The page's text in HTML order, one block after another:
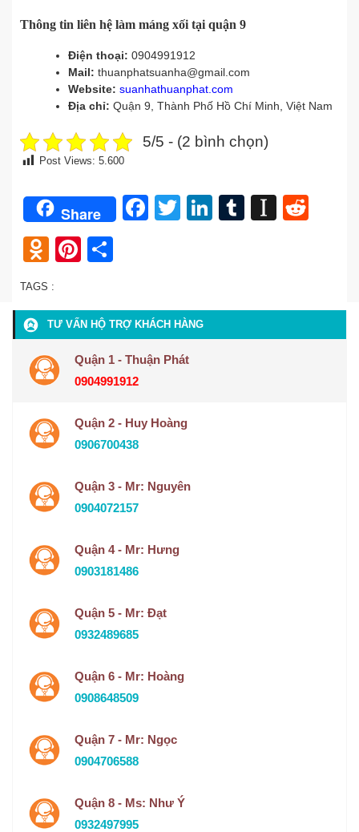
Thông tin liên hệ làm máng xối tại quận 9
Điện thoại: 0904991912
Mail: thuanphatsuanha@gmail.com
Website: suanhathuanphat.com
Địa chỉ: Quận 9, Thành Phố Hồ Chí Minh, Việt Nam
5/5 - (2 bình chọn)
Post Views: 5.600
Share Facebook
TwitterLinkedIn
Tumblr
Odnoklassniki
Pinterest
TAGS :
TƯ VẤN HỘ TRỢ KHÁCH HÀNG
Quận 1 - Thuận Phát
0904991912
Quận 2 - Huy Hoàng
0906700438
Quận 3 - Mr: Nguyên
0904072157
Quận 4 - Mr: Hưng
0903181486
Quận 5 - Mr: Đạt
0932489685
Quận 6 - Mr: Hoàng
0908648509
Quận 7 - Mr: Ngọc
0904706588
Quận 8 - Ms: Như Ý
0932497995